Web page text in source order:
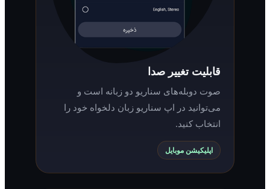
قابلیت تغییر صدا
صوت دوبله‌های سناریو دو زبانه است و
می‌توانید در اپ سناریو زبان دلخواه خود را
انتخاب کنید.
اپلیکیشن موبایل